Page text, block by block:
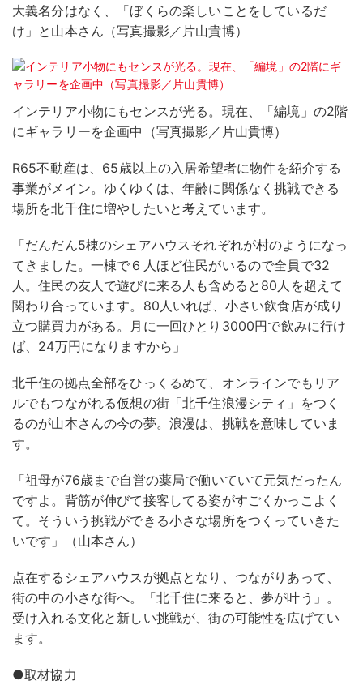
大義名分はなく、「ぼくらの楽しいことをしているだ
け」と山本さん（写真撮影／片山貴博）
インテリア小物にもセンスが光る。現在、「編境」の2階
にギャラリーを企画中（写真撮影／片山貴博）
R65不動産は、65歳以上の入居希望者に物件を紹介する
事業がメイン。ゆくゆくは、年齢に関係なく挑戦できる
場所を北千住に増やしたいと考えています。
「だんだん5棟のシェアハウスそれぞれが村のようになっ
てきました。一棟で６人ほど住民がいるので全員で32
人。住民の友人で遊びに来る人も含めると80人を超えて
関わり合っています。80人いれば、小さい飲食店が成り
立つ購買力がある。月に一回ひとり3000円で飲みに行け
ば、24万円になりますから」
北千住の拠点全部をひっくるめて、オンラインでもリア
ルでもつながれる仮想の街「北千住浪漫シティ」をつく
るのが山本さんの今の夢。浪漫は、挑戦を意味していま
す。
「祖母が76歳まで自営の薬局で働いていて元気だったん
ですよ。背筋が伸びて接客してる姿がすごくかっこよく
て。そういう挑戦ができる小さな場所をつくっていきた
いです」（山本さん）
点在するシェアハウスが拠点となり、つながりあって、
街の中の小さな街へ。「北千住に来ると、夢が叶う」。
受け入れる文化と新しい挑戦が、街の可能性を広げてい
ます。
●取材協力